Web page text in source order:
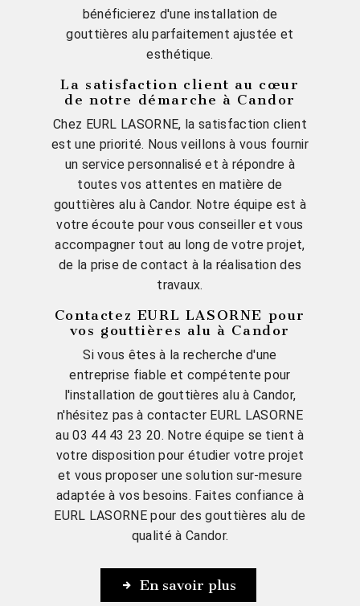
bénéficierez d'une installation de
gouttières alu parfaitement ajustée et
esthétique.
La satisfaction client au cœur
de notre démarche à Candor
Chez EURL LASORNE, la satisfaction client
est une priorité. Nous veillons à vous fournir
un service personnalisé et à répondre à
toutes vos attentes en matière de
gouttières alu à Candor. Notre équipe est à
votre écoute pour vous conseiller et vous
accompagner tout au long de votre projet,
de la prise de contact à la réalisation des
travaux.
Contactez EURL LASORNE pour
vos gouttières alu à Candor
Si vous êtes à la recherche d'une
entreprise fiable et compétente pour
l'installation de gouttières alu à Candor,
n'hésitez pas à contacter EURL LASORNE
au 03 44 43 23 20. Notre équipe se tient à
votre disposition pour étudier votre projet
et vous proposer une solution sur-mesure
adaptée à vos besoins. Faites confiance à
EURL LASORNE pour des gouttières alu de
qualité à Candor.
En savoir plus